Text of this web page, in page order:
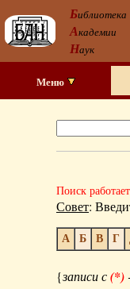
Библиотека
Академии
Наук
Меню
Поиск
Совет:
А Б В Г
{записи с(*)